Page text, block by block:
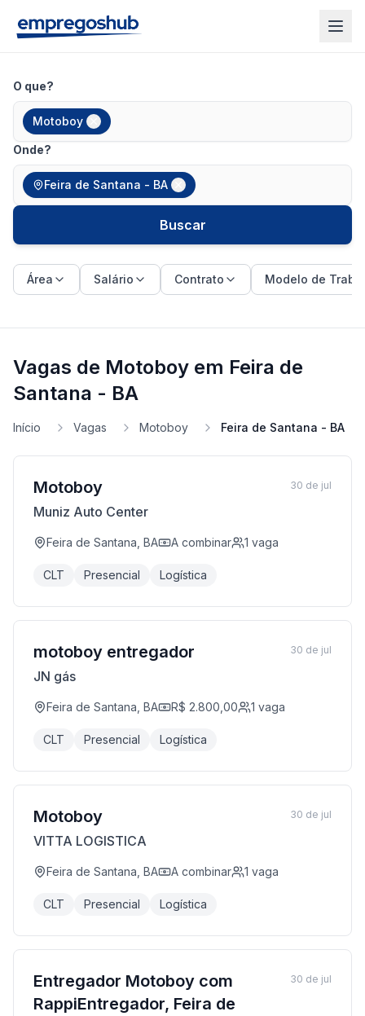
O que?
Motoboy
Onde?
Feira de Santana - BA
Buscar
Área Salário Contrato Modelo de
Vagas de Motoboy em Feira de
Santana - BA
Início Vagas Motoboy Feira de Santana - BA
Motoboy
Muniz Auto Center
Feira de Santana, BA A combinar 1 vaga
CLT Presencial Logística
30 de jul
motoboy entregador
JN gás
Feira de Santana, BA R$ 2.800,00 1 vaga
CLT Presencial Logística
30 de jul
Motoboy
VITTA LOGISTICA
Feira de Santana, BA A combinar 1 vaga
CLT Presencial Logística
30 de jul
Entregador Motoboy com
RappiEntregador, Feira de
30 de jul